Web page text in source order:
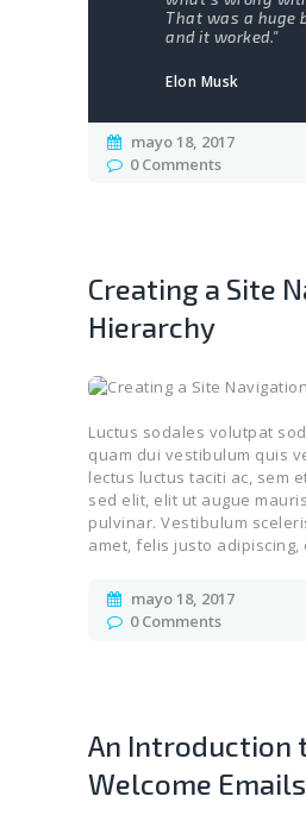
That was a huge
and it worked."
Elon Musk
mayo 18, 2017
0 Comments
Creating a Site
Hierarchy
Luctus sodales volutpat
quam dui vestibulum quis
lectus luctus taciti ac, sem
sed elit, elit ut augue
pulvinar. Vestibulum
amet, felis justo adipiscing,
mayo 18, 2017
0 Comments
An Introduction
Welcome Emails